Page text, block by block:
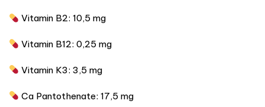
Vitamin B2: 10,5 mg
Vitamin B12: 0,25 mg
Vitamin K3: 3,5 mg
Ca Pantothenate: 17,5 mg